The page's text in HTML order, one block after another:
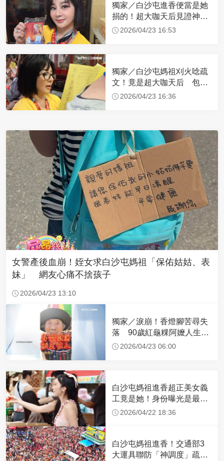
獨家／白沙屯進香便當是她
捐的！超大咖天后見證神
蹟 一靠近媽祖就爆哭
2026/04/23 16:53
獨家／白沙屯媽祖刈火唸疏
文！竟是超大咖天后 包尿
布忍尿5小時不喊累
2026/04/23 16:36
女警產後血崩！姪女求白沙屯媽祖「保佑姑姑、表
妹」 網友心痛不捨孩子
2026/04/23 13:10
獨家／淚崩！香燈腳苦尋失
落 90歲紅龜粿阿嬤人生謝
幕2026/04/23 06:00
白沙屯媽祖進香超正美女義
工竟是她！身份曝光是最美
禮生 一輩子不結婚
2026/04/22 18:36
白沙屯媽祖進香！交通部3
大運具聯防「神調度」疏運